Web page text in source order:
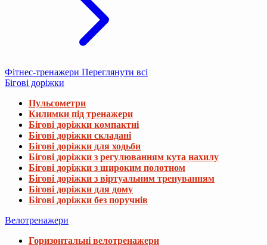
Фітнес-тренажери Переглянути всі
Бігові доріжки
Пульсометри
Килимки під тренажери
Бігові доріжки компактні
Бігові доріжки складані
Бігові доріжки для ходьби
Бігові доріжки з регулюванням кута нахилу
Бігові доріжки з широким полотном
Бігові доріжки з віртуальним тренуванням
Бігові доріжки для дому
Бігові доріжки без поручнів
Велотренажери
Горизонтальні велотренажери